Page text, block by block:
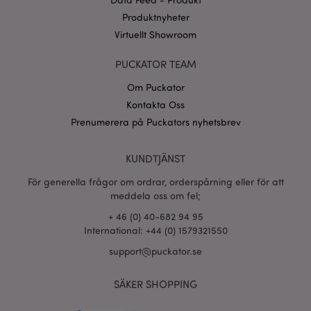
Produktnyheter
Virtuellt Showroom
PUCKATOR TEAM
Om Puckator
Kontakta Oss
Prenumerera på Puckators nyhetsbrev
KUNDTJÄNST
För generella frågor om ordrar, orderspårning eller för att
meddela oss om fel;
+ 46 (0) 40-682 94 95
International: +44 (0) 1579321550
support@puckator.se
SÄKER SHOPPING
CookieScriptConsent
recently_viewed_product_previous
www.puckator.se
searchReport-log
recently_compared_product_previous
section_data_ids